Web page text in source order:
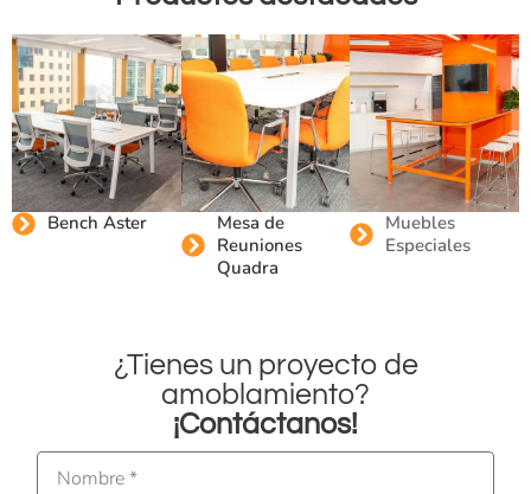
Bench Aster
Mesa de
Reuniones
Quadra
Muebles
Especiales
¿Tienes un proyecto de
amoblamiento?
¡Contáctanos!